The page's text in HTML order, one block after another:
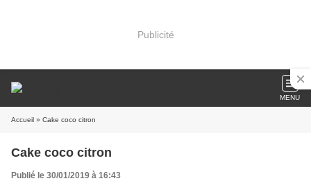
Publicité
MENU
Accueil » Cake coco citron
Cake coco citron
Publié le 30/01/2019 à 16:43